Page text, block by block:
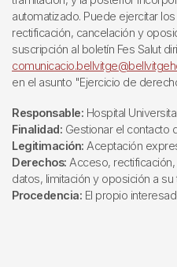
automatizado. Puede ejercitar
rectificación, cancelación y
suscripción al boletín Fes Salut
en el asunto "Ejercicio de
Responsable: Hospital
Finalidad: Gestionar el contacto
Legitimación: Aceptación
Derechos: Acceso,
datos, limitación y oposición a su
Procedencia: El propio